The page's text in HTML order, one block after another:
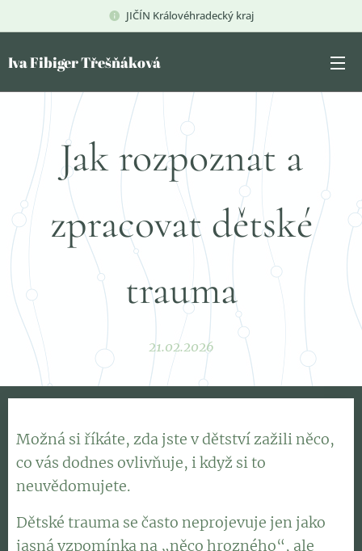
JIČÍN Královéhradecký kraj
Iva Fibiger Třešňáková
Jak rozpoznat a
zpracovat dětské
trauma
21.02.2026
Možná si říkáte, zda jste v dětství zažili něco,
co vás dodnes ovlivňuje, i když si to
neuvědomujete.
Dětské trauma se často neprojevuje jen jako
jasná vzpomínka na „něco hrozného“, ale